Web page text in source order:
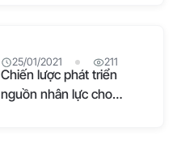
25/01/2021 211
Chiến lược phát triển
nguồn nhân lực cho